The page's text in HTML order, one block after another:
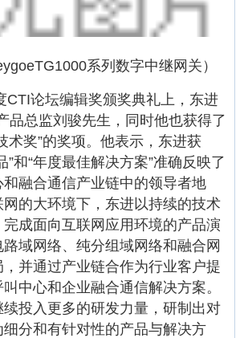
系列数字中继网关）
论坛编辑奖颁奖典礼上，东进
品总监刘骏先生，同时他也获得了
术奖”的奖项。他表示，东进获
”和“年度最佳解决方案”准确反映了
融合通信产业链中的领导者地
的大环境下，东进以持续的技术
成面向互联网应用环境的产品演
域网络、纯分组域网络和融合网
并通过产业链合作为行业客户提
中心和企业融合通信解决方案。
投入更多的研发力量，研制出对
分和有针对性的产品与解决方